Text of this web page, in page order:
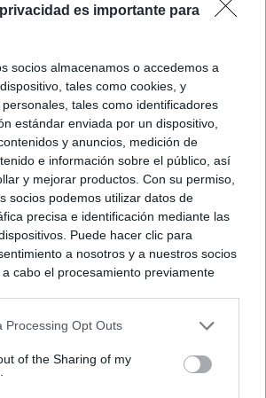
es importante para
socios almacenamos o accedemos a
tales como cookies, y
tales como identificadores
estándar enviada por un dispositivo,
y anuncios, medición de
e información sobre el público, así
y mejorar productos. Con su permiso,
socios podemos utilizar datos de
precisa e identificación mediante las
Puede hacer clic para
a nosotros y a nuestros socios
cabo el procesamiento previamente
Tenga en cuenta que algún
pero usted tiene el derecho de
Sus preferencias se aplicarán
Processing Opt Outs
of the Sharing of my